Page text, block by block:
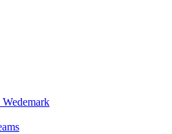
Wedemark